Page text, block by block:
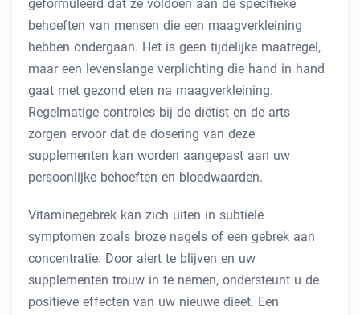
geformuleerd dat ze voldoen aan de specifieke
behoeften van mensen die een maagverkleining
hebben ondergaan. Het is geen tijdelijke maatregel,
maar een levenslange verplichting die hand in hand
gaat met gezond eten na maagverkleining.
Regelmatige controles bij de diëtist en de arts
zorgen ervoor dat de dosering van deze
supplementen kan worden aangepast aan uw
persoonlijke behoeften en bloedwaarden.
Vitaminegebrek kan zich uiten in subtiele
symptomen zoals broze nagels of een gebrek aan
concentratie. Door alert te blijven en uw
supplementen trouw in te nemen, ondersteunt u de
positieve effecten van uw nieuwe dieet. Een